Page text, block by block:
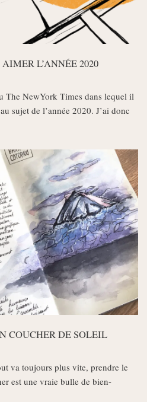
L’ANNÉE 2020
The NewYork Times dans lequel il
sujet de l’année 2020. J’ai donc
COUCHER DE SOLEIL
va toujours plus vite, prendre le
est une vraie bulle de bien-